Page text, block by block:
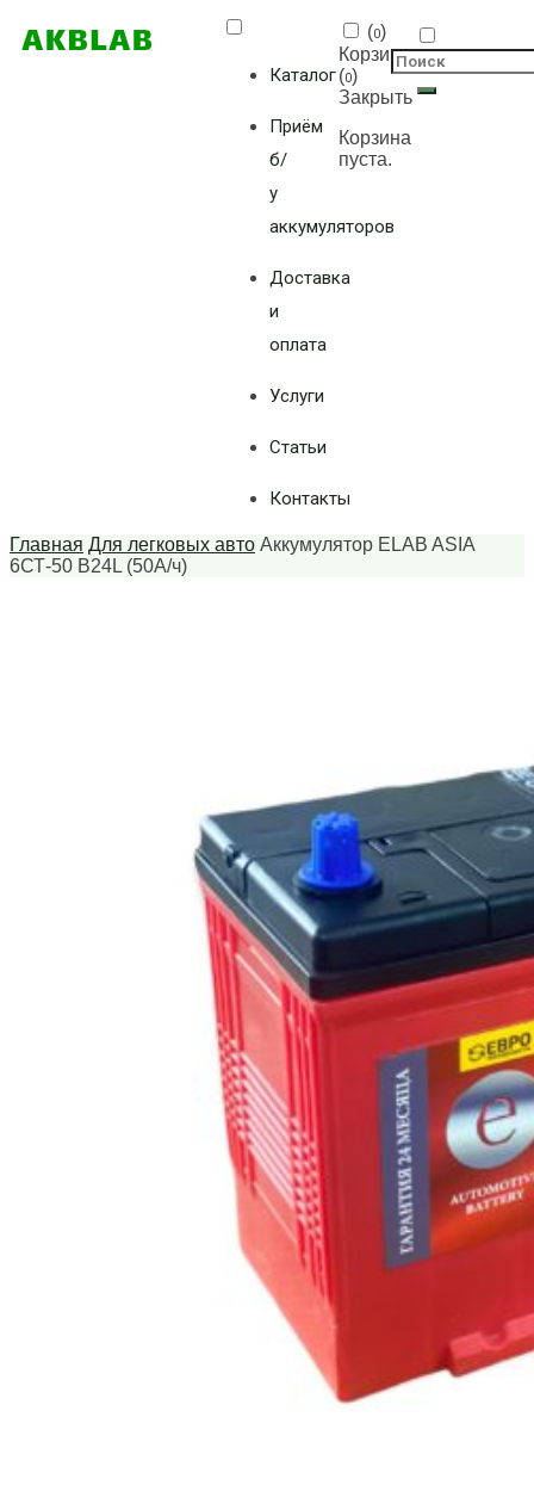
Каталог
Приём
б/
у
аккумуляторов
Доставка
и
оплата
Услуги
Статьи
Контакты
(0)
Корзина
(0)
Закрыть
Корзина
пуста.
Главная Для легковых авто Аккумулятор ELAB ASIA
6СТ-50 B24L (50А/ч)